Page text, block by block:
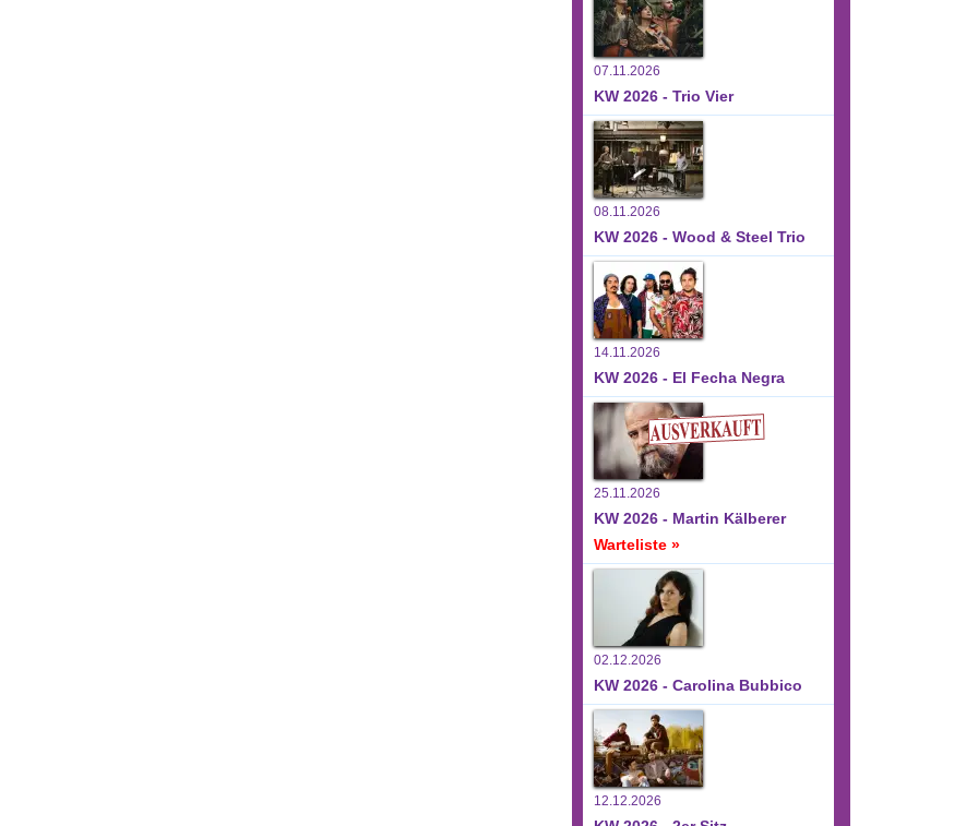
07.11.2026
KW 2026 - Trio Vier
08.11.2026
KW 2026 - Wood & Steel Trio
14.11.2026
KW 2026 - El Fecha Negra
25.11.2026
KW 2026 - Martin Kälberer
Warteliste »
02.12.2026
KW 2026 - Carolina Bubbico
12.12.2026